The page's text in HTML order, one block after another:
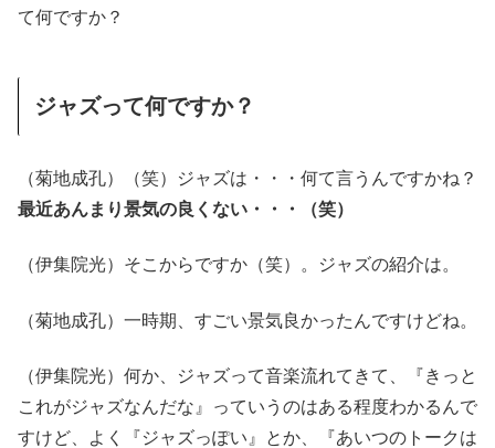
て何ですか？
ジャズって何ですか？
（菊地成孔）（笑）ジャズは・・・何て言うんですかね？
最近あんまり景気の良くない・・・（笑）
（伊集院光）そこからですか（笑）。ジャズの紹介は。
（菊地成孔）一時期、すごい景気良かったんですけどね。
（伊集院光）何か、ジャズって音楽流れてきて、『きっと
これがジャズなんだな』っていうのはある程度わかるんで
すけど、よく『ジャズっぽい』とか、『あいつのトークは